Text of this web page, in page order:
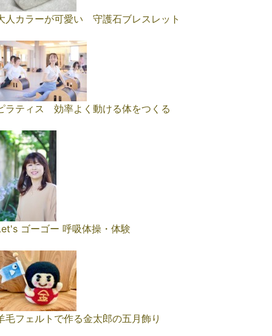
人カラーが可愛い 守護石ブレスレット
ラティス 効率よく動ける体をつくる
ゴーゴー 呼吸体操・体験
毛フェルトで作る金太郎の五月飾り